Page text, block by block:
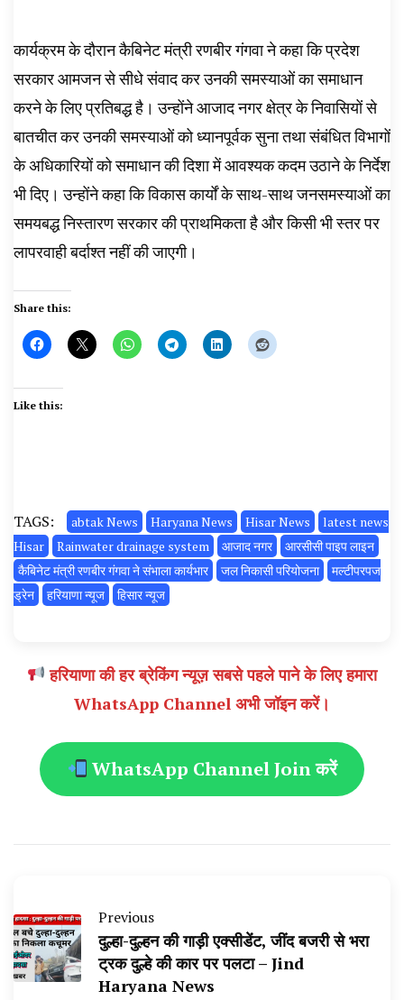
कार्यक्रम के दौरान कैबिनेट मंत्री रणबीर गंगवा ने कहा कि प्रदेश
सरकार आमजन से सीधे संवाद कर उनकी समस्याओं का समाधान
करने के लिए प्रतिबद्ध है। उन्होंने आजाद नगर क्षेत्र के निवासियों से
बातचीत कर उनकी समस्याओं को ध्यानपूर्वक सुना तथा संबंधित विभागों
के अधिकारियों को समाधान की दिशा में आवश्यक कदम उठाने के निर्देश
भी दिए। उन्होंने कहा कि विकास कार्यों के साथ-साथ जनसमस्याओं का
समयबद्ध निस्तारण सरकार की प्राथमिकता है और किसी भी स्तर पर
लापरवाही बर्दाश्त नहीं की जाएगी।
Share this:
Like this:
TAGS: abtak News Haryana News Hisar News
latest news
Hisar
Rainwater drainage system आजाद नगर
आरसीसी पाइप लाइन
कैबिनेट मंत्री रणबीर गंगवा ने संभाला कार्यभार
जल निकासी परियोजना
मल्टीपरपज
ड्रेन
हरियाणा न्यूज हिसार न्यूज
हरियाणा की हर ब्रेकिंग न्यूज़ सबसे पहले पाने के लिए हमारा
WhatsApp Channel अभी जॉइन करें।
WhatsApp Channel Join करें
Previous
दुल्हा-दुल्हन की गाड़ी एक्सीडेंट, जींद बजरी से भरा
ट्रक दुल्हे की कार पर पलटा – Jind
Haryana News